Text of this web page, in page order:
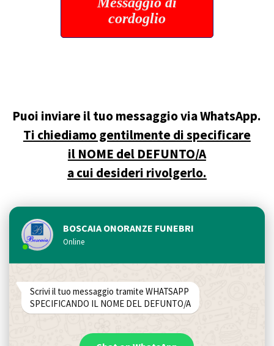
cordoglio
Puoi inviare il tuo messaggio via WhatsApp.
Ti chiediamo gentilmente di specificare
il NOME del DEFUNTO/A
a cui desideri rivolgerlo.
BOSCAIA ONORANZE FUNEBRI
Online
Scrivi il tuo messaggio tramite WHATSAPP
SPECIFICANDO IL NOME DEL DEFUNTO/A